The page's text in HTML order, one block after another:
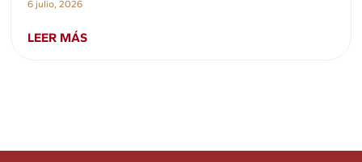
6 julio, 2026
LEER MÁS